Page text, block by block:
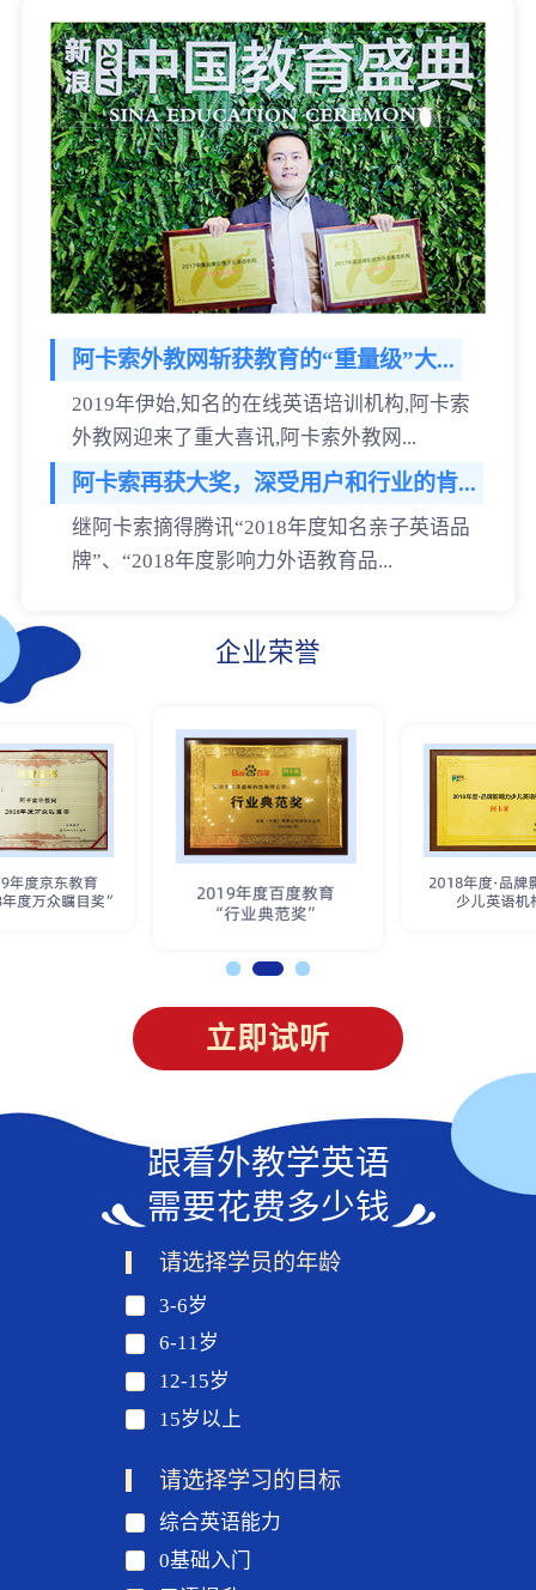
阿卡索外教网斩获教育的“重量级”大...
2019年伊始,知名的在线英语培训机构,阿卡索
外教网迎来了重大喜讯,阿卡索外教网...
阿卡索再获大奖，深受用户和行业的肯...
继阿卡索摘得腾讯“2018年度知名亲子英语品
牌”、“2018年度影响力外语教育品...
企业荣誉
立即试听
跟着外教学英语
需要花费多少钱
请选择学员的年龄
3-6岁
6-11岁
12-15岁
15岁以上
请选择学习的目标
综合英语能力
0基础入门